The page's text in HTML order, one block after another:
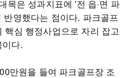
목은 성과지표에 '전 읍·면 파
반영했다는 점이다. 파크골프
핵심 행정사업으로 자리 잡고
다.
만원을 들여 파크골프장 조